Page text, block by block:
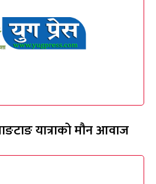
यात्राको मौन आवाज